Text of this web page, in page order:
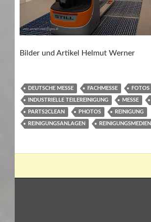
Bilder und Artikel Helmut Werner
DEUTSCHE MESSE FACHMESSE FOTOS
INDUSTRIELLE TEILEREINIGUNG MESSE
PARTS2CLEAN PHOTOS REINIGUNG
REINIGUNGSANLAGEN REINIGUNGSMEDIEN